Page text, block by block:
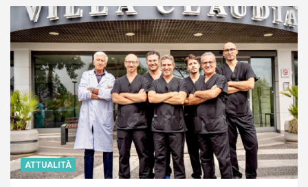
ATTUALITÀ